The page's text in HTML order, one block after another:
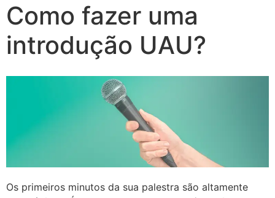
Como fazer uma
introdução UAU?
Os primeiros minutos da sua palestra são altamente